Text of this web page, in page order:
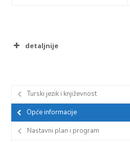
detaljnije
Turski jezik i književnost
Opće informacije
Nastavni plan i program